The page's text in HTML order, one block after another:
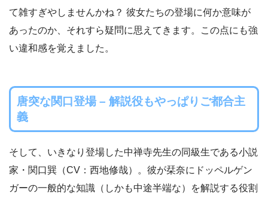
て雑すぎやしませんかね？ 彼女たちの登場に何か意味が
あったのか、それすら疑問に思えてきます。この点にも強
い違和感を覚えました。
唐突な関口登場 – 解説役もやっぱりご都合主
義
そして、いきなり登場した中禅寺先生の同級生である小説
家・関口巽（CV：西地修哉）。彼が栞奈にドッペルゲン
ガーの一般的な知識（しかも中途半端な）を解説する役割